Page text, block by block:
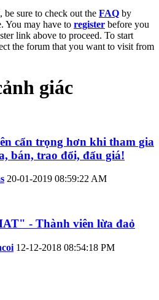
sure to check out the FAQ by
You may have to register before you
link above to proceed. To start
the forum that you want to visit from
giác
cẩn trọng hơn khi tham gia
bán, trao đổi, đấu giá!
20-01-2019 08:59:22 AM
- Thành viên lừa đaỏ
12-12-2018 08:54:18 PM